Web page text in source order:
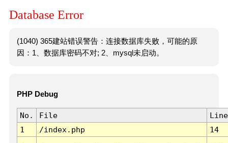
Database Error
(1040) 365建站错误警告：连接数据库失败，可能的原
因：1、数据库密码不对; 2、mysql未启动。
PHP Debug
No. File
Line
1
/index.php 14